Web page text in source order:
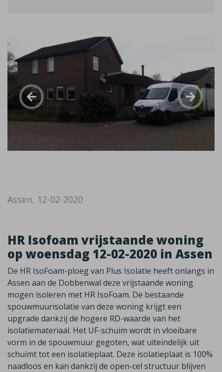
Assen, 12-02-2020
HR Isofoam vrijstaande woning
op woensdag 12-02-2020 in Assen
De HR IsoFoam-ploeg van Plus Isolatie heeft onlangs in
Assen aan de Dobbenwal deze vrijstaande woning
mogen isoleren met HR IsoFoam. De bestaande
spouwmuurisolatie van deze woning krijgt een
upgrade dankzij de hogere RD-waarde van het
isolatiemateriaal. Het UF-schuim wordt in vloeibare
vorm in de spouwmuur gegoten, wat uiteindelijk uit
schuimt tot een isolatieplaat. Deze isolatieplaat is 100%
naadloos en kan dankzij de open-cel structuur blijven